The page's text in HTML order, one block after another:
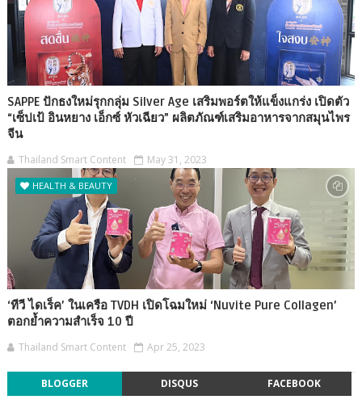
SAPPE ปักธงใหม่รุกกลุ่ม Silver Age เสริมพอร์ตให้แข็งแกร่ง เปิดตัว
“เซ็ปเป้ อินหยาง เอ็กซ์ หัวเฉียว” ผลิตภัณฑ์เสริมอาหารจากสมุนไพร
จีน
Thailand Smart Content May 31, 2023
HEALTH & BEAUTY
‘ทีวี ไดเร็ค’ ในเครือ TVDH เปิดโฉมใหม่ ‘Nuvite Pure Collagen’
ตอกย้ำความสำเร็จ 10 ปี
Thailand Smart Content Apr 25, 2023
BLOGGER DISQUS FACEBOOK